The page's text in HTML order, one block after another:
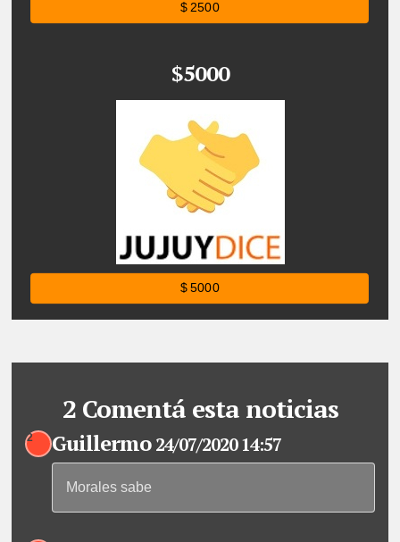
$ 2500
$5000
$ 5000
2 Comentá esta noticias
2 Guillermo 24/07/2020 14:57
Morales sabe